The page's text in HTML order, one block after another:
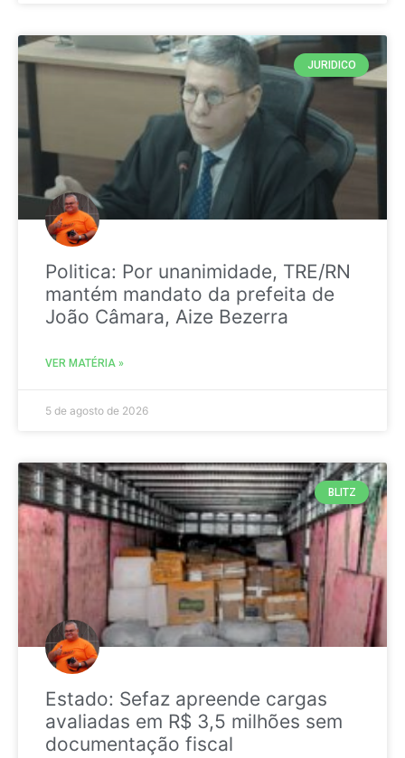
JURIDICO
Politica: Por unanimidade, TRE/RN
mantém mandato da prefeita de
João Câmara, Aize Bezerra
VER MATÉRIA »
5 de agosto de 2026
BLITZ
Estado: Sefaz apreende cargas
avaliadas em R$ 3,5 milhões sem
documentação fiscal